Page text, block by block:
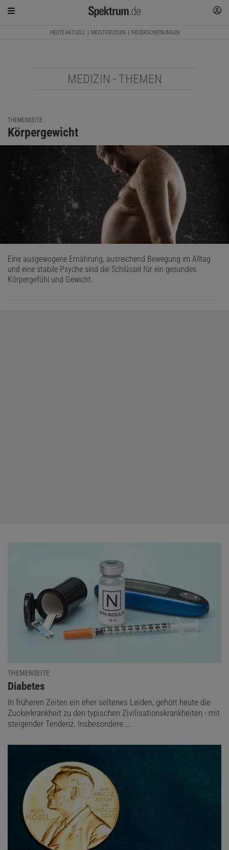
HEUTE AKTUELL MEISTGELESEN NEUERSCHEINUNGEN
MEDIZIN - THEMEN
THEMENSEITE
Körpergewicht
Eine ausgewogene Ernährung, ausreichend Bewegung im Alltag
und eine stabile Psyche sind die Schlüssel für ein gesundes
Körpergefühl und Gewicht.
THEMENSEITE
:
Diabetes
In früheren Zeiten ein eher seltenes Leiden, gehört heute die
Zuckerkrankheit zu den typischen Zivilisationskrankheiten - mit
steigender Tendenz. Insbesondere ...